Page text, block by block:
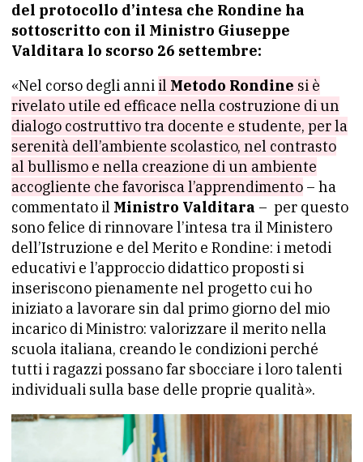
del protocollo d’intesa che Rondine ha
sottoscritto con il Ministro Giuseppe
Valditara lo scorso 26 settembre:
«Nel corso degli anniil Metodo Rondine si è
rivelato utile ed efficace nella costruzione di un
dialogo costruttivo tra docente e studente, per la
serenità dell’ambiente scolastico, nel contrasto
al bullismo e nella creazione di un ambiente
accogliente che favorisca l’apprendimento – ha
commentato il Ministro Valditara – per questo
sono felice di rinnovare l’intesa tra il Ministero
dell’Istruzione e del Merito e Rondine: i metodi
educativi e l’approccio didattico proposti si
inseriscono pienamente nel progetto cui ho
iniziato a lavorare sin dal primo giorno del mio
incarico di Ministro: valorizzare il merito nella
scuola italiana, creando le condizioni perché
tutti i ragazzi possano far sbocciare i loro talenti
individuali sulla base delle proprie qualità».